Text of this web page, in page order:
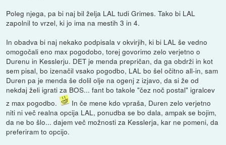
Poleg njega, pa bi naj bil želja LAL tudi Grimes. Tako bi LAL
zapolnil to vrzel, ki jo ima na mestih 3 in 4.
In obadva bi naj nekako podpisala v okvirjih, ki bi LAL še vedno
omogočali eno max pogodobo, torej govorimo zelo verjetno o
Durenu in Kesslerju. DET je menda prepričan, da ga obdrži in kot
sem pisal, bo izenačil vsako pogodbo, LAL bo šel očitno all-in, sam
Duren pa je menda še dolil olje na ogenj z izjavo, da si že od
nekdaj želi igrati za BOS... fant bo takole "čez noč postal" igralcev
z max pogodbo.
In če mene kdo vpraša, Duren zelo verjetno
niti ni več realna opcija LAL, ponudba se bo dala, ampak se bojim,
da ne bo šlo... dajem več možnosti za Kesslerja, kar ne pomeni, da
preferiram to opcijo.